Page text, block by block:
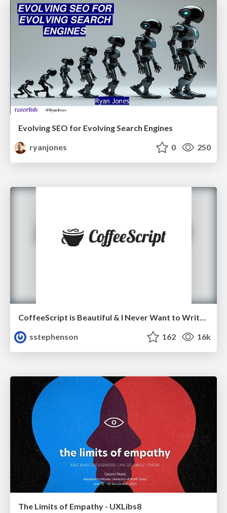
Evolving SEO for Evolving Search Engines
ryanjones
0 250
sstephenson
162 16k
The Limits of Empathy - UXLibs8